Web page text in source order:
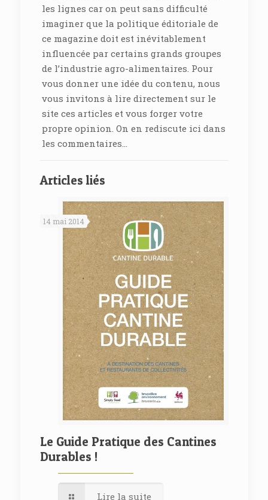
les lignes car on peut sans difficulté
imaginer que la politique éditoriale de
ce magazine doit est inévitablement
influencée par certains grands groupes
de l’industrie agro-alimentaires. Pour
vous donner une idée du contenu, nous
vous invitons à lire directement sur le
site ces articles et vous forger votre
propre opinion. On en rediscute ici dans
les commentaires…
Articles liés
14 mai 2014
Le Guide Pratique des Cantines
Durables !
Lire la suite